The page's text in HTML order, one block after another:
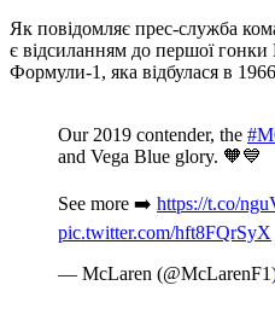
Як повідомляє прес-служба
є відсиланням до першої
Формули-1, яка відбулася в
Our 2019 contender, the
and Vega Blue glory. 🧡💙
See more ➡️ https://t.co/
pic.twitter.com/hft8FQrSyX
— McLaren